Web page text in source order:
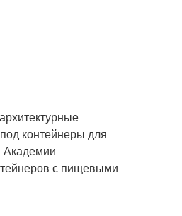
контейнеры для
Академии
с пищевыми